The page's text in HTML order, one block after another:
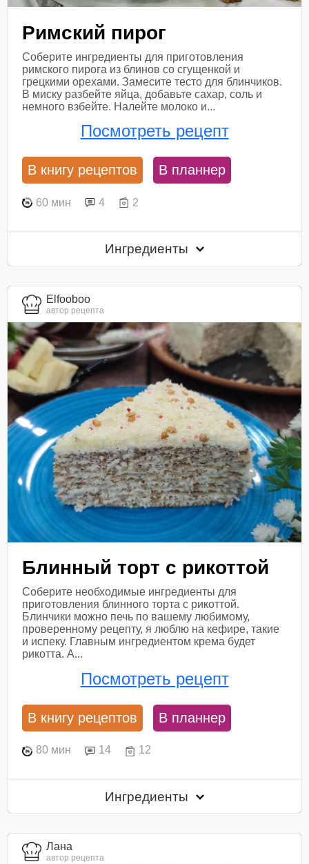
Римский пирог
Соберите ингредиенты для приготовления
римского пирога из блинов со сгущенкой и
грецкими орехами. Замесите тесто для блинчиков.
В миску разбейте яйца, добавьте сахар, соль и
немного взбейте. Налейте молоко и...
Посмотреть рецепт
В книгу рецептов В планнер
60 мин 4 2
Ингредиенты
Elfooboo
автор рецепта
Блинный торт с рикоттой
Соберите необходимые ингредиенты для
приготовления блинного торта с рикоттой.
Блинчики можно печь по вашему любимому,
проверенному рецепту, я люблю на кефире, такие
и испеку. Главным ингредиентом крема будет
рикотта. А...
Посмотреть рецепт
В книгу рецептов В планнер
80 мин 14 12
Ингредиенты
Лана
автор рецепта